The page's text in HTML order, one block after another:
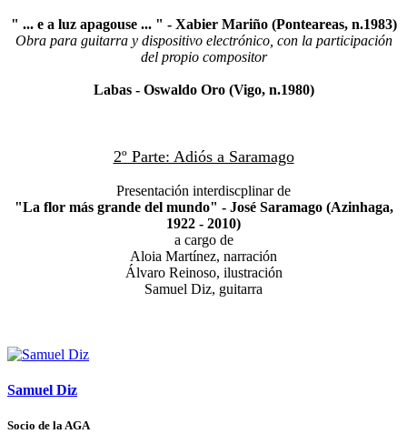
" ... e a luz apagouse ... " - Xabier Mariño (Ponteareas, n.1983)
Obra para guitarra y dispositivo electrónico, con la participación
del propio compositor
Labas - Oswaldo Oro (Vigo, n.1980)
2º Parte: Adiós a Saramago
Presentación interdiscplinar de
"La flor más grande del mundo" - José Saramago (Azinhaga,
1922 - 2010)
a cargo de
Aloia Martínez, narración
Álvaro Reinoso, ilustración
Samuel Diz, guitarra
Samuel Diz
Socio de la AGA